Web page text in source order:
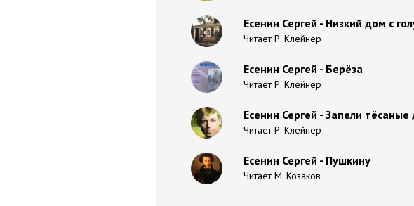
Есенин Сергей - Низкий дом с
Читает Р. Клейнер
Есенин Сергей - Берёза
Читает Р. Клейнер
Есенин Сергей - Запели тёсаные
Читает Р. Клейнер
Есенин Сергей - Пушкину
Читает М. Козаков